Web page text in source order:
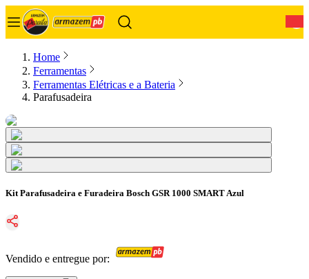
Home
Ferramentas
Ferramentas Elétricas e a Bateria
Parafusadeira
Kit Parafusadeira e Furadeira Bosch GSR 1000 SMART Azul
Vendido e entregue por: